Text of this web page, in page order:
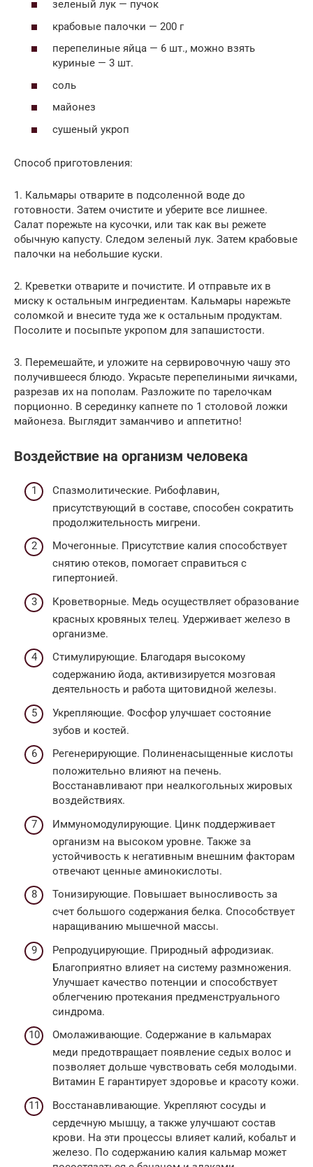
зеленый лук — пучок
крабовые палочки — 200 г
перепелиные яйца — 6 шт., можно взять
куриные — 3 шт.
соль
майонез
сушеный укроп
Способ приготовления:
1. Кальмары отварите в подсоленной воде до
готовности. Затем очистите и уберите все лишнее.
Салат порежьте на кусочки, или так как вы режете
обычную капусту. Следом зеленый лук. Затем крабовые
палочки на небольшие куски.
2. Креветки отварите и почистите. И отправьте их в
миску к остальным ингредиентам. Кальмары нарежьте
соломкой и внесите туда же к остальным продуктам.
Посолите и посыпьте укропом для запашистости.
3. Перемешайте, и уложите на сервировочную чашу это
получившееся блюдо. Украсьте перепелиными яичками,
разрезав их на пополам. Разложите по тарелочкам
порционно. В серединку капнете по 1 столовой ложки
майонеза. Выглядит заманчиво и аппетитно!
Воздействие на организм человека
Спазмолитические. Рибофлавин,
присутствующий в составе, способен сократить
продолжительность мигрени.
Мочегонные. Присутствие калия способствует
снятию отеков, помогает справиться с
гипертонией.
Кроветворные. Медь осуществляет образование
красных кровяных телец. Удерживает железо в
организме.
Стимулирующие. Благодаря высокому
содержанию йода, активизируется мозговая
деятельность и работа щитовидной железы.
Укрепляющие. Фосфор улучшает состояние
зубов и костей.
Регенерирующие. Полиненасыщенные кислоты
положительно влияют на печень.
Восстанавливают при неалкогольных жировых
воздействиях.
Иммуномодулирующие. Цинк поддерживает
организм на высоком уровне. Также за
устойчивость к негативным внешним факторам
отвечают ценные аминокислоты.
Тонизирующие. Повышает выносливость за
счет большого содержания белка. Способствует
наращиванию мышечной массы.
Репродуцирующие. Природный афродизиак.
Благоприятно влияет на систему размножения.
Улучшает качество потенции и способствует
облегчению протекания предменструального
синдрома.
Омолаживающие. Содержание в кальмарах
меди предотвращает появление седых волос и
позволяет дольше чувствовать себя молодыми.
Витамин Е гарантирует здоровье и красоту кожи.
Восстанавливающие. Укрепляют сосуды и
сердечную мышцу, а также улучшают состав
крови. На эти процессы влияет калий, кобальт и
железо. По содержанию калия кальмар может